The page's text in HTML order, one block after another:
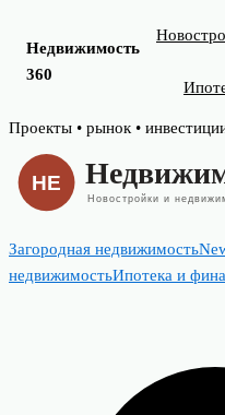
Недвижимость
360
Skip
content
Проекты • рынок •
Загородная недвижимость
недвижимостьИпотека и